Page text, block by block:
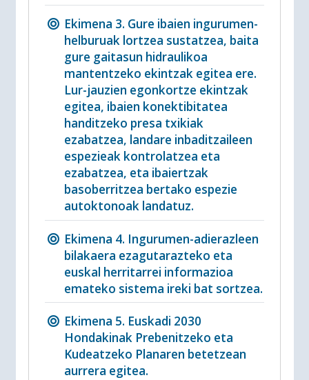
Ekimena 3. Gure ibaien ingurumen-
helburuak lortzea sustatzea, baita
gure gaitasun hidraulikoa
mantentzeko ekintzak egitea ere.
Lur-jauzien egonkortze ekintzak
egitea, ibaien konektibitatea
handitzeko presa txikiak
ezabatzea, landare inbaditzaileen
espezieak kontrolatzea eta
ezabatzea, eta ibaiertzak
basoberritzea bertako espezie
autoktonoak landatuz.
Ekimena 4. Ingurumen-adierazleen
bilakaera ezagutarazteko eta
euskal herritarrei informazioa
emateko sistema ireki bat sortzea.
Ekimena 5. Euskadi 2030
Hondakinak Prebenitzeko eta
Kudeatzeko Planaren betetzean
aurrera egitea.